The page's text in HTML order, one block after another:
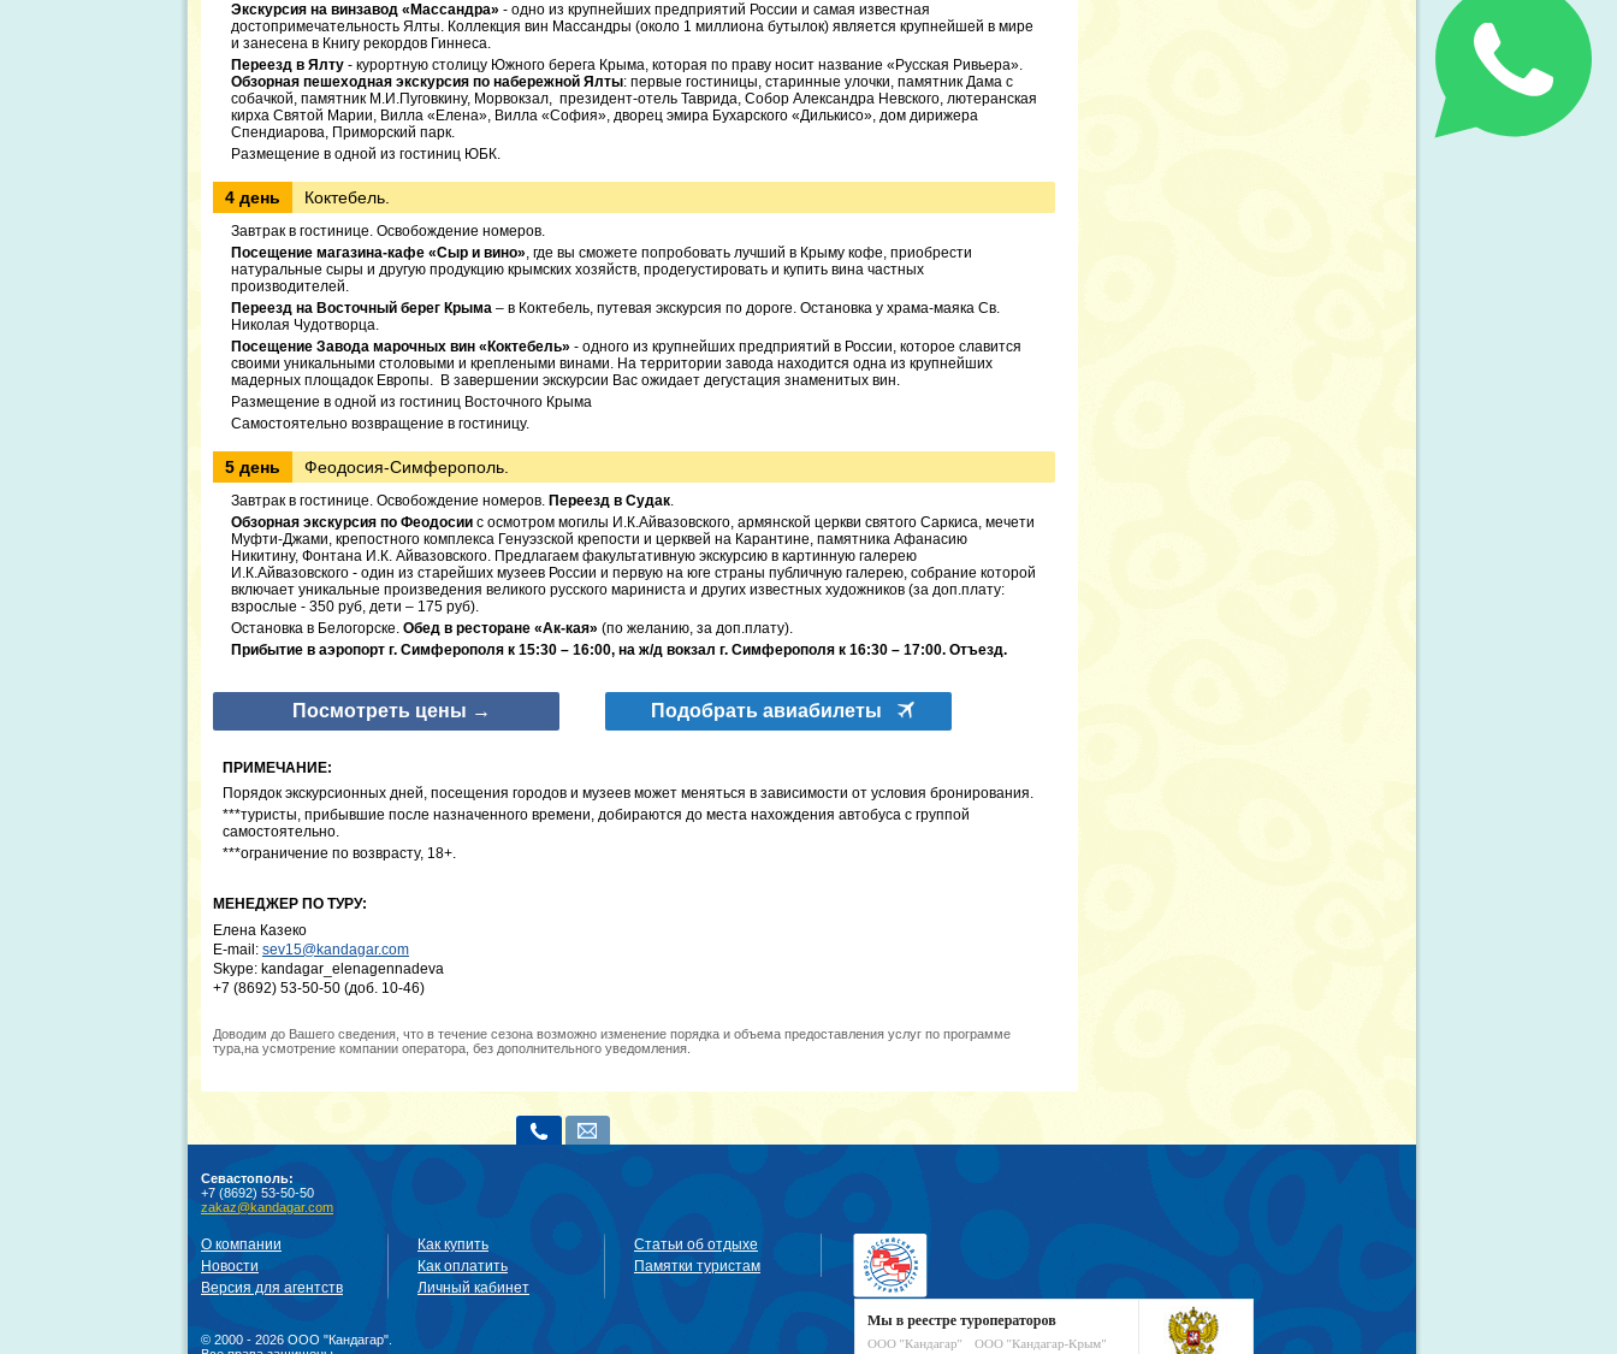
Экскурсия на винзавод «Массандра» - одно из крупнейших предприятий России и самая известная
достопримечательность Ялты. Коллекция вин Массандры (около 1 миллиона бутылок) является крупнейшей в мире
и занесена в Книгу рекордов Гиннеса.
Переезд в Ялту - курортную столицу Южного берега Крыма, которая по праву носит название «Русская Ривьера».
Обзорная пешеходная экскурсия по набережной Ялты: первые гостиницы, старинные улочки, памятник Дама с
собачкой, памятник М.И.Пуговкину, Морвокзал, президент-отель Таврида, Собор Александра Невского, лютеранская
кирха Святой Марии, Вилла «Елена», Вилла «София», дворец эмира Бухарского «Дилькисо», дом дирижера
Спендиарова, Приморский парк.
Размещение в одной из гостиниц ЮБК.
4 день Коктебель.
Завтрак в гостинице. Освобождение номеров.
Посещение магазина-кафе «Сыр и вино», где вы сможете попробовать лучший в Крыму кофе, приобрести
натуральные сыры и другую продукцию крымских хозяйств, продегустировать и купить вина частных
производителей.
Переезд на Восточный берег Крыма – в Коктебель, путевая экскурсия по дороге. Остановка у храма-маяка Св.
Николая Чудотворца.
Посещение Завода марочных вин «Коктебель» - одного из крупнейших предприятий в России, которое славится
своими уникальными столовыми и креплеными винами. На территории завода находится одна из крупнейших
мадерных площадок Европы. В завершении экскурсии Вас ожидает дегустация знаменитых вин.
Размещение в одной из гостиниц Восточного Крыма
Самостоятельно возвращение в гостиницу.
5 день Феодосия-Симферополь.
Завтрак в гостинице. Освобождение номеров. Переезд в Судак.
Обзорная экскурсия по Феодосии с осмотром могилы И.К.Айвазовского, армянской церкви святого Саркиса, мечети
Муфти-Джами, крепостного комплекса Генуэзской крепости и церквей на Карантине, памятника Афанасию
Никитину, Фонтана И.К. Айвазовского. Предлагаем факультативную экскурсию в картинную галерею
И.К.Айвазовского - один из старейших музеев России и первую на юге страны публичную галерею, собрание которой
включает уникальные произведения великого русского мариниста и других известных художников (за доп.плату:
взрослые - 350 руб, дети – 175 руб).
Остановка в Белогорске. Обед в ресторане «Ак-кая» (по желанию, за доп.плату).
Прибытие в аэропорт г. Симферополя к 15:30 – 16:00, на ж/д вокзал г. Симферополя к 16:30 – 17:00. Отъезд.
Посмотреть цены → Подобрать авиабилеты
ПРИМЕЧАНИЕ:
Порядок экскурсионных дней, посещения городов и музеев может меняться в зависимости от условия бронирования.
***туристы, прибывшие после назначенного времени, добираются до места нахождения автобуса с группой
самостоятельно.
***ограничение по возврасту, 18+.
МЕНЕДЖЕР ПО ТУРУ:
Елена Казеко
E-mail: sev15@kandagar.com
Skype: kandagar_elenagennadeva
+7 (8692) 53-50-50 (доб. 10-46)
Доводим до Вашего сведения, что в течение сезона возможно изменение порядка и объема предоставления услуг по программе
тура,на усмотрение компании оператора, без дополнительного уведомления.
Севастополь:
+7 (8692) 53-50-50
zakaz@kandagar.com
О компании
Новости
Версия для агентств
Как купить
Как оплатить
Личный кабинет
Статьи об отдыхе
Памятки туристам
© 2000 - 2026 ООО "Кандагар".